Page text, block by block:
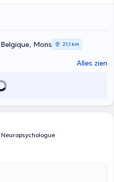
Mons 21,1 km
Alles zien